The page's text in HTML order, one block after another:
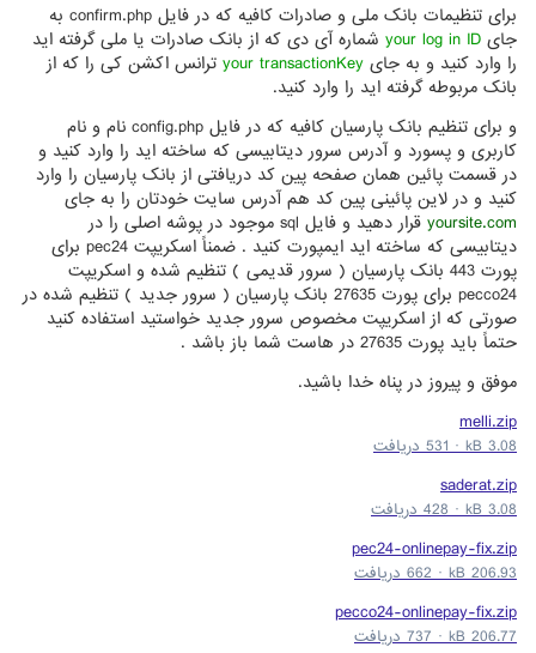
برای تنظیمات بانک ملی و صادرات کافیه که در فایل confirm.php به
جای your log in IDشماره آی دی که از بانک صادرات یا ملی گرفته اید
را وارد کنید و به جای your transactionKeyترانس اکشن کی را که از
بانک مربوطه گرفته اید را وارد کنید.
و برای تنظیم بانک پارسیان کافیه که در فایل config.php نام و نام
کاربری و پسورد و آدرس سرور دیتابیسی که ساخته اید را وارد کنید و
در قسمت پائین همان صفحه پین کد دریافتی از بانک پارسیان را وارد
کنید و در لاین پائینی پین کد هم آدرس سایت خودتان را به جای
yoursite.com
قرار دهید و فایل sql موجود در پوشه اصلی را در
دیتابیسی که ساخته اید ایمپورت کنید . ضمناً اسکریپت pec24 برای
پورت 443 بانک پارسیان ( سرور قدیمی ) تنظیم شده و اسکریپت
pecco24 برای پورت 27635 بانک پارسیان ( سرور جدید ) تنظیم شده در
صورتی که از اسکریپت مخصوص سرور جدید خواستید استفاده کنید
حتماً باید پورت 27635 در هاست شما باز باشد .
موفق و پیروز در پناه خدا باشید.
melli.zip
3.08 kB
· 531 دریافت
saderat.zip
3.08 kB
· 428 دریافت
pec24-onlinepay-fix.zip
206.93 kB
· 662 دریافت
pecco24-onlinepay-fix.zip
206.77 kB
· 737 دریافت